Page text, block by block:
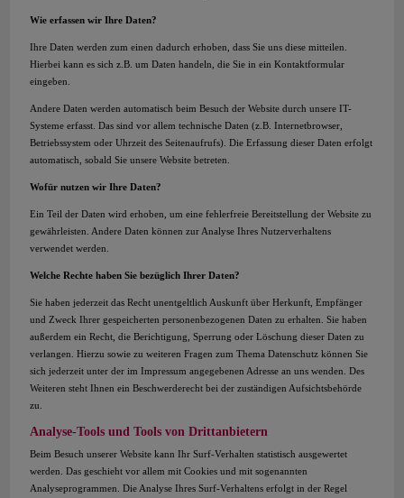
Wie erfassen wir Ihre Daten?
Ihre Daten werden zum einen dadurch erhoben, dass Sie uns diese mitteilen.
Hierbei kann es sich z.B. um Daten handeln, die Sie in ein Kontaktformular
eingeben.
Andere Daten werden automatisch beim Besuch der Website durch unsere IT-
Systeme erfasst. Das sind vor allem technische Daten (z.B. Internetbrowser,
Betriebssystem oder Uhrzeit des Seitenaufrufs). Die Erfassung dieser Daten erfolgt
automatisch, sobald Sie unsere Website betreten.
Wofür nutzen wir Ihre Daten?
Ein Teil der Daten wird erhoben, um eine fehlerfreie Bereitstellung der Website zu
gewährleisten. Andere Daten können zur Analyse Ihres Nutzerverhaltens
verwendet werden.
Welche Rechte haben Sie bezüglich Ihrer Daten?
Sie haben jederzeit das Recht unentgeltlich Auskunft über Herkunft, Empfänger
und Zweck Ihrer gespeicherten personenbezogenen Daten zu erhalten. Sie haben
außerdem ein Recht, die Berichtigung, Sperrung oder Löschung dieser Daten zu
verlangen. Hierzu sowie zu weiteren Fragen zum Thema Datenschutz können Sie
sich jederzeit unter der im Impressum angegebenen Adresse an uns wenden. Des
Weiteren steht Ihnen ein Beschwerderecht bei der zuständigen Aufsichtsbehörde
zu.
Analyse-Tools und Tools von Drittanbietern
Beim Besuch unserer Website kann Ihr Surf-Verhalten statistisch ausgewertet
werden. Das geschieht vor allem mit Cookies und mit sogenannten
Analyseprogrammen. Die Analyse Ihres Surf-Verhaltens erfolgt in der Regel